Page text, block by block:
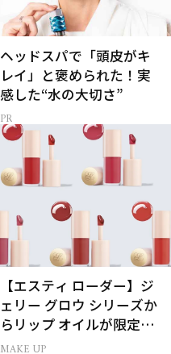
ヘッドスパで「頭皮がキ
レイ」と褒められた！実
感した“水の大切さ”
【エスティ ローダー】ジ
ェリー グロウ シリーズか
らリップ オイルが限定登
場
MAKE UP